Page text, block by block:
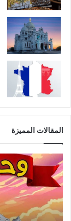
المقالات المميزة
و
ح
و
ش
ا
ل